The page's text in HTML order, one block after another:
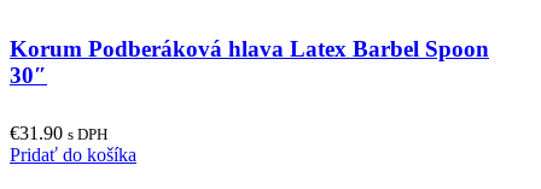
variants.
chosen
Korum Podberáková hlava Latex Barbel Spoon
30″
€31.90 s DPH
Pridať do košíka